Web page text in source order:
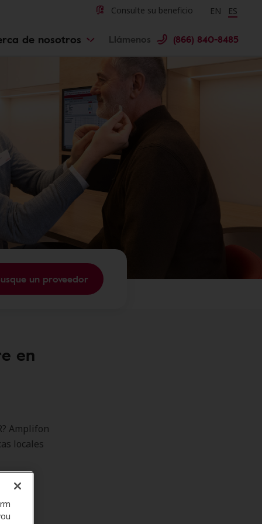
Consulte su beneficio EN ES
de nosotros Llámenos (866) 840-8485
un proveedor
en
Amplifon
locales